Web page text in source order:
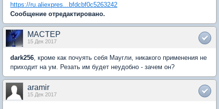
https://ru.aliexpres...bfdcbf0c5263242
Сообщение отредактировано.
MACTEP
15 Дек 2017
dark256 , кроме как почуять себя Маугли, никакого применения не
приходит на ум. Резать им будет неудобно - зачем он?
aramir
15 Дек 2017